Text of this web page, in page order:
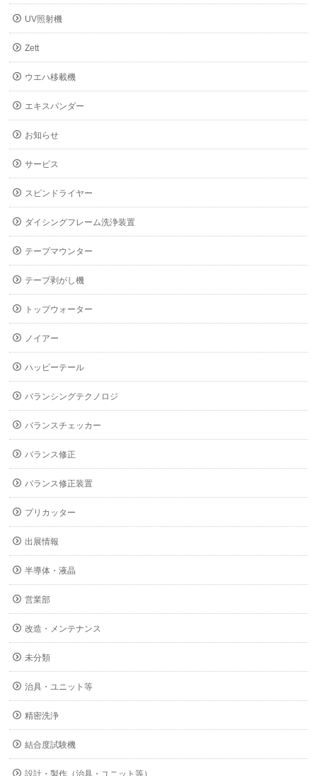
UV照射機
Zett
ウエハ移載機
エキスパンダー
お知らせ
サービス
スピンドライヤー
ダイシングフレーム洗浄装置
テープマウンター
テープ剥がし機
トップウォーター
ノイアー
ハッピーテール
バランシングテクノロジ
バランスチェッカー
バランス修正
バランス修正装置
プリカッター
出展情報
半導体・液晶
営業部
改造・メンテナンス
未分類
治具・ユニット等
精密洗浄
結合度試験機
設計・製作（治具・ユニット等）